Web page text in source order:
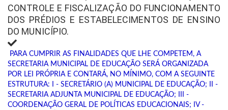
CONTROLE E FISCALIZAÇÃO DO FUNCIONAMENTO
DOS PRÉDIOS E ESTABELECIMENTOS DE ENSINO
DO MUNICÍPIO.
PARA CUMPRIR AS FINALIDADES QUE LHE COMPETEM, A
SECRETARIA MUNICIPAL DE EDUCAÇÃO SERÁ ORGANIZADA
POR LEI PRÓPRIA E CONTARÁ, NO MÍNIMO, COM A SEGUINTE
ESTRUTURA: I - SECRETÁRIO (A) MUNICIPAL DE EDUCAÇÃO; II -
SECRETARIA ADJUNTA MUNICIPAL DE EDUCAÇÃO; III -
COORDENAÇÃO GERAL DE POLÍTICAS EDUCACIONAIS; IV -